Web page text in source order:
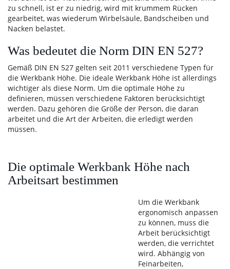
zu schnell, ist er zu niedrig, wird mit krummem Rücken
gearbeitet, was wiederum Wirbelsäule, Bandscheiben und
Nacken belastet.
Was bedeutet die Norm DIN EN 527?
Gemäß DIN EN 527 gelten seit 2011 verschiedene Typen für
die Werkbank Höhe. Die ideale Werkbank Höhe ist allerdings
wichtiger als diese Norm. Um die optimale Höhe zu
definieren, müssen verschiedene Faktoren berücksichtigt
werden. Dazu gehören die Größe der Person, die daran
arbeitet und die Art der Arbeiten, die erledigt werden
müssen.
Die optimale Werkbank Höhe nach
Arbeitsart bestimmen
Um die Werkbank
ergonomisch anpassen
zu können, muss die
Arbeit berücksichtigt
werden, die verrichtet
wird. Abhängig von
Feinarbeiten,